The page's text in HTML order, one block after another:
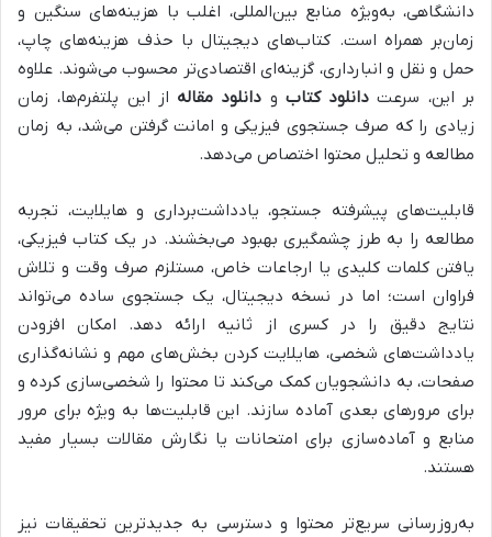
دانشگاهی، به‌ویژه منابع بین‌المللی، اغلب با هزینه‌های سنگین و
زمان‌بر همراه است. کتاب‌های دیجیتال با حذف هزینه‌های چاپ،
حمل و نقل و انبارداری، گزینه‌ای اقتصادی‌تر محسوب می‌شوند. علاوه
بر این، سرعت دانلود کتاب و دانلود مقاله از این پلتفرم‌ها، زمان
زیادی را که صرف جستجوی فیزیکی و امانت گرفتن می‌شد، به زمان
مطالعه و تحلیل محتوا اختصاص می‌دهد.
قابلیت‌های پیشرفته جستجو، یادداشت‌برداری و هایلایت، تجربه
مطالعه را به طرز چشمگیری بهبود می‌بخشند. در یک کتاب فیزیکی،
یافتن کلمات کلیدی یا ارجاعات خاص، مستلزم صرف وقت و تلاش
فراوان است؛ اما در نسخه دیجیتال، یک جستجوی ساده می‌تواند
نتایج دقیق را در کسری از ثانیه ارائه دهد. امکان افزودن
یادداشت‌های شخصی، هایلایت کردن بخش‌های مهم و نشانه‌گذاری
صفحات، به دانشجویان کمک می‌کند تا محتوا را شخصی‌سازی کرده و
برای مرورهای بعدی آماده سازند. این قابلیت‌ها به ویژه برای مرور
منابع و آماده‌سازی برای امتحانات یا نگارش مقالات بسیار مفید
هستند.
به‌روزرسانی سریع‌تر محتوا و دسترسی به جدیدترین تحقیقات نیز